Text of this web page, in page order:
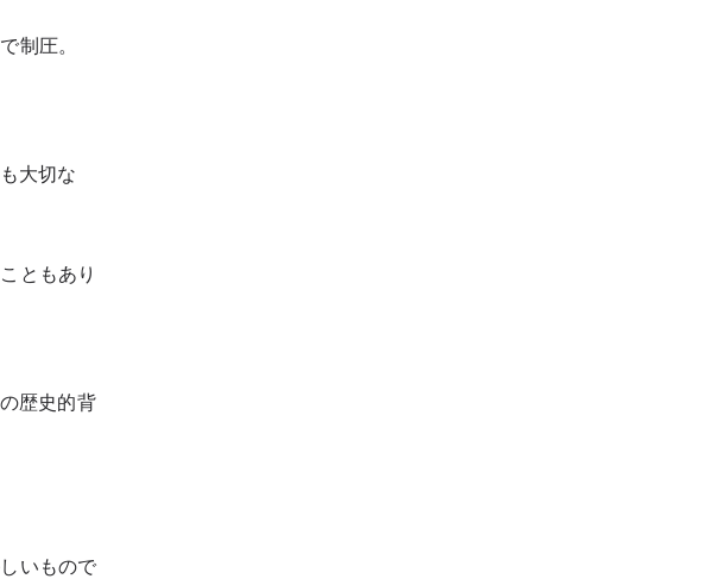
制圧。
大切な
ともあり
歴史的背
いもので